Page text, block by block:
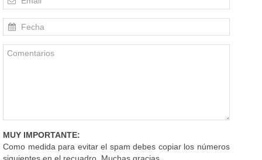
MUY IMPORTANTE:
Como medida para evitar el spam debes copiar los números
siguientes en el recuadro. Muchas gracias.